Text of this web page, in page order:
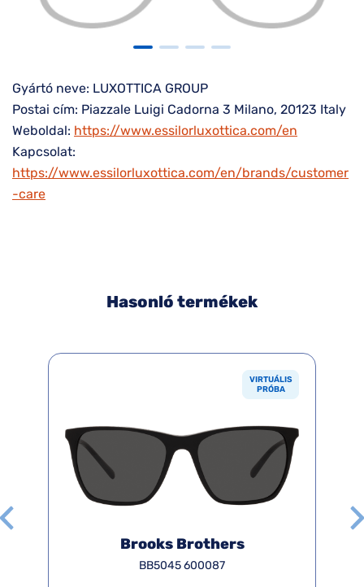
Gyártó neve: LUXOTTICA GROUP
Postai cím: Piazzale Luigi Cadorna 3 Milano, 20123 Italy
Weboldal: https://www.essilorluxottica.com/en
Kapcsolat:
https://www.essilorluxottica.com/en/brands/customer
-care
Hasonló termékek
VIRTUÁLIS
PRÓBA
Brooks Brothers
BB5045 600087